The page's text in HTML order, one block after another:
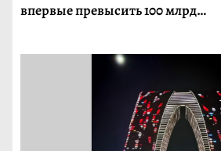
впервые превысить 100 млрд…